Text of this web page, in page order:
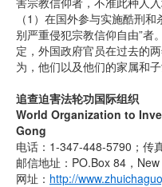
（1）在国外参与实施酷刑
别严重侵犯宗教信仰自由”
定，外国政府官员在过去的
为，他们以及他们的家属和子
追查迫害法轮功国际组织
World Organization to
Gong
电话：1-347-448-5790；传
邮信地址：PO.Box 84，
网址： http://